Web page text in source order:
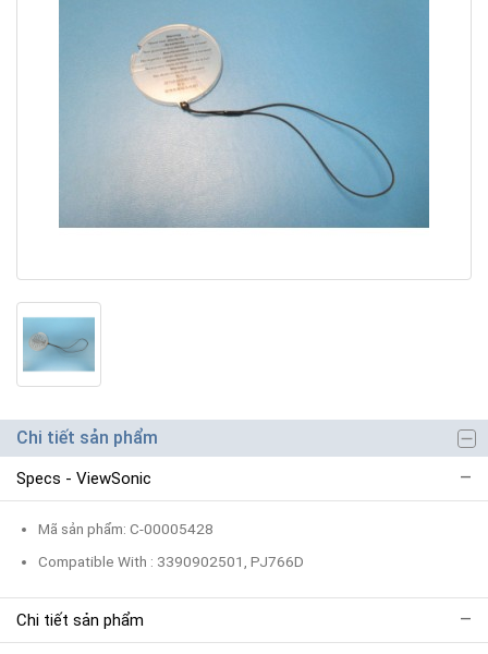
Chi tiết sản phẩm
Specs - ViewSonic
Mã sản phẩm: C-00005428
Compatible With : 3390902501, PJ766D
Chi tiết sản phẩm